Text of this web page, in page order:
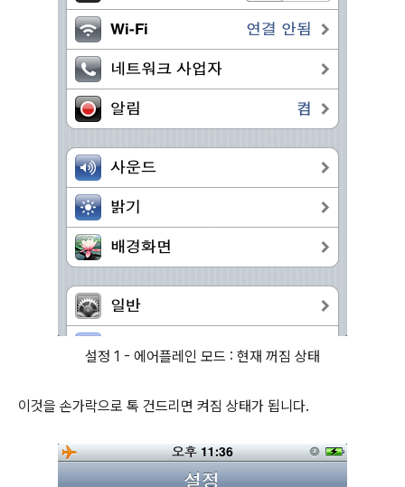
설정 1 - 에어플레인 모드 : 현재 꺼짐 상태
이것을 손가락으로 톡 건드리면 켜짐 상태가 됩니다.